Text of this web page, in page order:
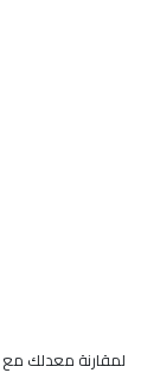
لمقارنة معدلك مع